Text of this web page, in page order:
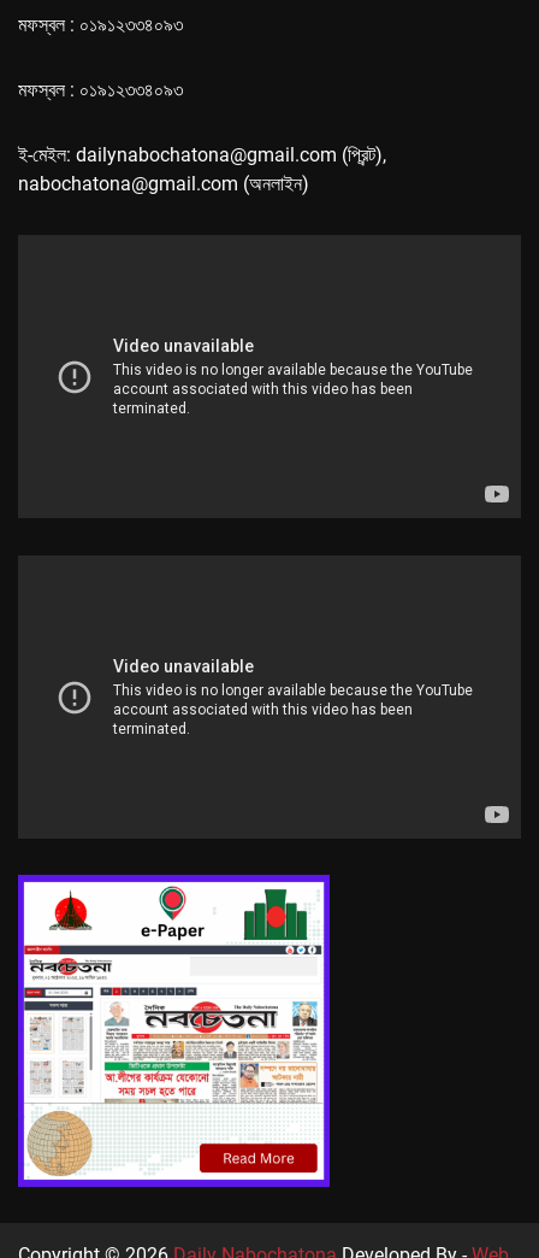
মফস্বল : ০১৯১২৩৩৪০৯৩
মফস্বল : ০১৯১২৩৩৪০৯৩
ই-মেইল: dailynabochatona@gmail.com (প্রিন্ট),
nabochatona@gmail.com (অনলাইন)